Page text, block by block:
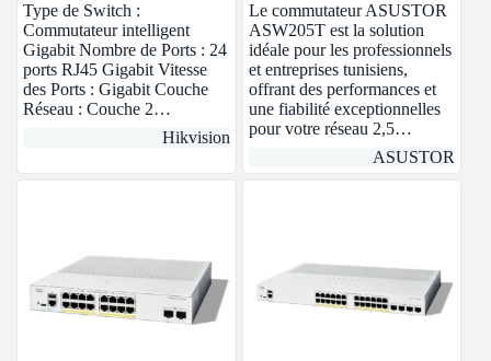
Type de Switch :
Commutateur intelligent
Gigabit Nombre de Ports : 24
ports RJ45 Gigabit Vitesse
des Ports : Gigabit Couche
Réseau : Couche 2…
Hikvision
Le commutateur ASUSTOR
ASW205T est la solution
idéale pour les professionnels
et entreprises tunisiens,
offrant des performances et
une fiabilité exceptionnelles
pour votre réseau 2,5…
ASUSTOR